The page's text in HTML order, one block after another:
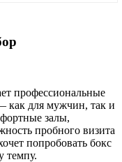
профессиональные
как для мужчин, так и
залы,
пробного визита
попробовать бокс
темпу.